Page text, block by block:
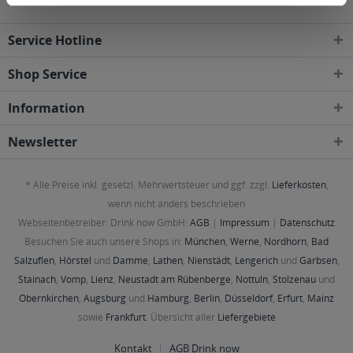
Service Hotline
Shop Service
Information
Newsletter
* Alle Preise inkl. gesetzl. Mehrwertsteuer und ggf. zzgl. Lieferkosten,
wenn nicht anders beschrieben
Webseitenbetreiber: Drink now GmbH: AGB | Impressum | Datenschutz
Besuchen Sie auch unsere Shops in: München, Werne, Nordhorn, Bad
Salzuflen, Hörstel und Damme, Lathen, Nienstädt, Lengerichund Garbsen,
Stainach, Vomp, Lienz, Neustadt am Rübenberge, Nottuln, Stolzenau und
Obernkirchen, Augsburg und Hamburg, Berlin, Düsseldorf, Erfurt, Mainz
sowie Frankfurt. Übersicht aller Liefergebiete
Kontakt AGB Drink now